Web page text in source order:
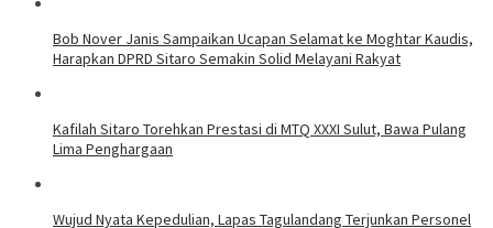
Bob Nover Janis Sampaikan Ucapan Selamat ke Moghtar Kaudis,
Harapkan DPRD Sitaro Semakin Solid Melayani Rakyat
Kafilah Sitaro Torehkan Prestasi di MTQ XXXI Sulut, Bawa Pulang
Lima Penghargaan
Wujud Nyata Kepedulian, Lapas Tagulandang Terjunkan Personel